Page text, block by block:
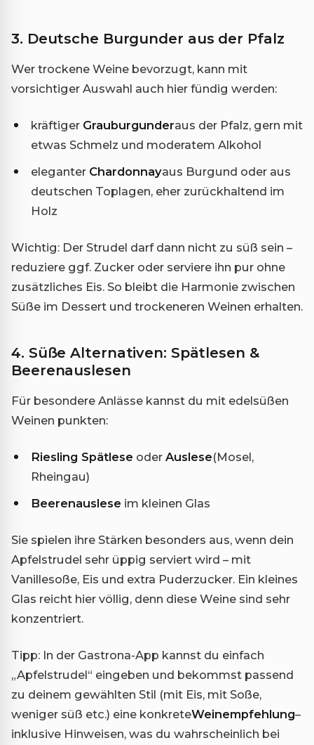
3. Deutsche Burgunder aus der Pfalz
Wer trockene Weine bevorzugt, kann mit
vorsichtiger Auswahl auch hier fündig werden:
kräftiger Grauburgunderaus der Pfalz, gern mit
etwas Schmelz und moderatem Alkohol
eleganter Chardonnayaus Burgund oder aus
deutschen Toplagen, eher zurückhaltend im
Holz
Wichtig: Der Strudel darf dann nicht zu süß sein –
reduziere ggf. Zucker oder serviere ihn pur ohne
zusätzliches Eis. So bleibt die Harmonie zwischen
Süße im Dessert und trockeneren Weinen erhalten.
4. Süße Alternativen: Spätlesen &
Beerenauslesen
Für besondere Anlässe kannst du mit edelsüßen
Weinen punkten:
Riesling Spätlese oder Auslese(Mosel,
Rheingau)
Beerenauslese im kleinen Glas
Sie spielen ihre Stärken besonders aus, wenn dein
Apfelstrudel sehr üppig serviert wird – mit
Vanillesoße, Eis und extra Puderzucker. Ein kleines
Glas reicht hier völlig, denn diese Weine sind sehr
konzentriert.
Tipp: In der Gastrona-App kannst du einfach
„Apfelstrudel“ eingeben und bekommst passend
zu deinem gewählten Stil (mit Eis, mit Soße,
weniger süß etc.) eine konkreteWeinempfehlung–
inklusive Hinweisen, was du wahrscheinlich bei